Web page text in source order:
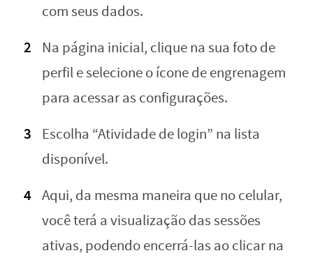
com seus dados.
Na página inicial, clique na sua foto de
perfil e selecione o ícone de engrenagem
para acessar as configurações.
Escolha “Atividade de login” na lista
disponível.
Aqui, da mesma maneira que no celular,
você terá a visualização das sessões
ativas, podendo encerrá-las ao clicar na